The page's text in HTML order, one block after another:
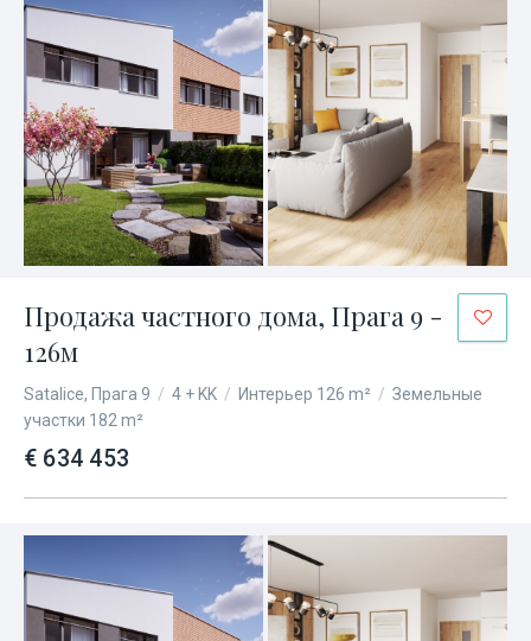
Продажа частного дома, Прага 9 -
126м
Satalice, Прага 9 / 4 + KK / Интерьер 126 m² / Земельные
участки 182 m²
€ 634 453